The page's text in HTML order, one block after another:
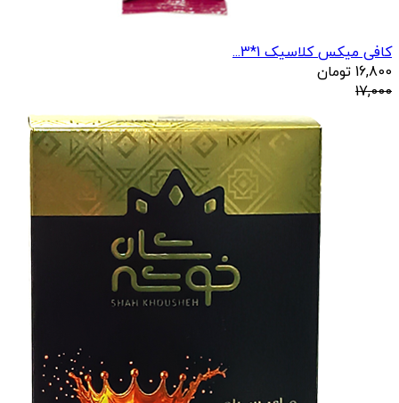
کافی میکس کلاسیک 1*3...
16,800 تومان
17,000